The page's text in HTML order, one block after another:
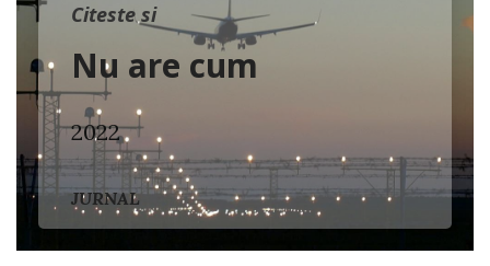
Citeste si
Nu are cum
2022
JURNAL